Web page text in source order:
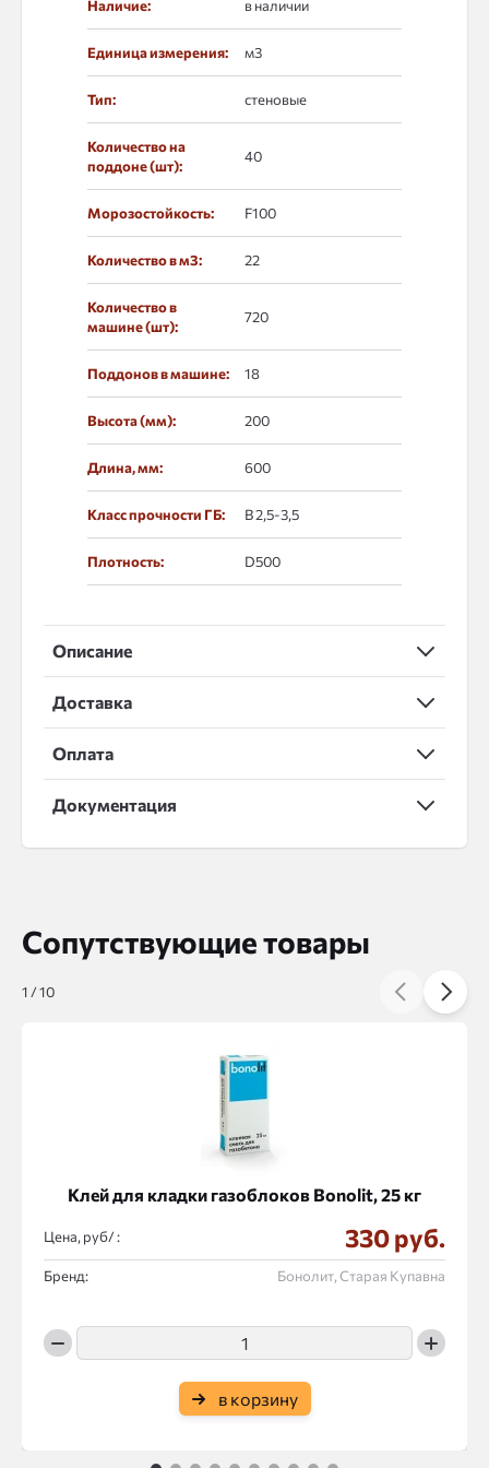
Наличие: в наличии
Единица измерения: м3
Тип: стеновые
Количество на
поддоне (шт):
40
Морозостойкость: F100
Количество в м3: 22
Количество в
машине (шт):
720
Поддонов в машине: 18
Высота (мм): 200
Длина, мм: 600
Класс прочности ГБ: В 2,5-3,5
Плотность: D500
Описание
Доставка
Оплата
Документация
Сопутствующие товары
Клей для кладки газоблоков Bonolit, 25 кг
Цена, руб/ : 330 руб.
Бренд: Бонолит, Старая Купавна
в корзину
1 /10